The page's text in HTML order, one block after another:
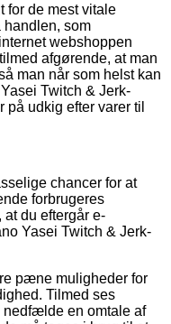
for de mest vitale
handlen, som
webshoppen
afgørende, at man
man når som helst kan
Twitch & Jerk-
på udkig efter varer til
chancer for at
forbrugeres
at du eftergår e-
Yasei Twitch & Jerk-
pæne muligheder for
Tilmed ses
nedfælde en omtale af